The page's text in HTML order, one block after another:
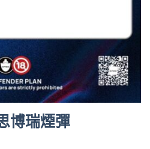
博瑞煙彈